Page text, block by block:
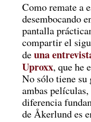
Como remate a
desembocando
pantalla
compartir el
deuna
Uproxx, que he
No sólo tiene su
ambas
diferencia
de Åkerlund es